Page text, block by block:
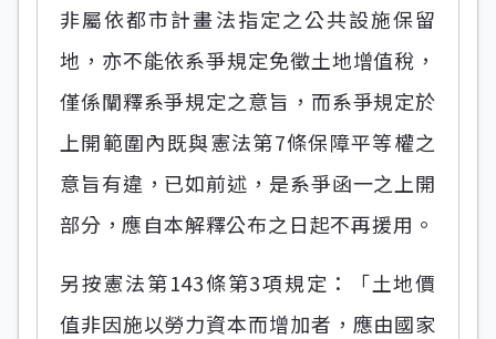
非屬依都市計畫法指定之公共設施保留
地，亦不能依系爭規定免徵土地增值稅，
僅係闡釋系爭規定之意旨，而系爭規定於
上開範圍內既與憲法第7條保障平等權之
意旨有違，已如前述，是系爭函一之上開
部分，應自本解釋公布之日起不再援用。
另按憲法第143條第3項規定：「土地價
值非因施以勞力資本而增加者，應由國家